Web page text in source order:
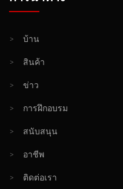
> บ้าน
> สินค้า
> ข่าว
> การฝึกอบรม
> สนับสนุน
> อาชีพ
> ติดต่อเรา